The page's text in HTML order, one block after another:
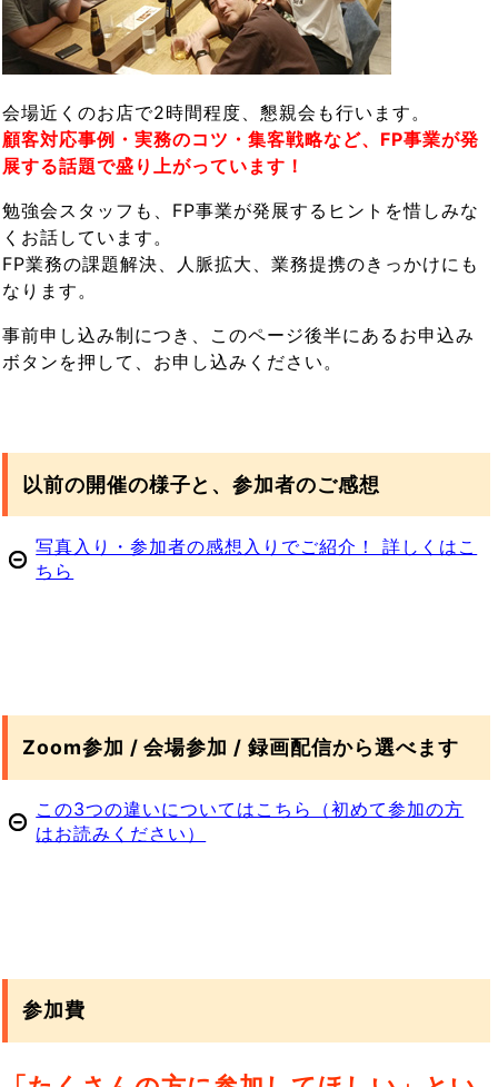
会場近くのお店で2時間程度、懇親会も行います。
顧客対応事例・実務のコツ・集客戦略など、FP事業が発
展する話題で盛り上がっています！
勉強会スタッフも、FP事業が発展するヒントを惜しみな
くお話しています。
FP業務の課題解決、人脈拡大、業務提携のきっかけにも
なります。
事前申し込み制につき、このページ後半にあるお申込み
ボタンを押して、お申し込みください。
以前の開催の様子と、参加者のご感想
写真入り・参加者の感想入りでご紹介！ 詳しくはこ
ちら
Zoom参加 / 会場参加 / 録画配信から選べます
この3つの違いについてはこちら（初めて参加の方
はお読みください）
参加費